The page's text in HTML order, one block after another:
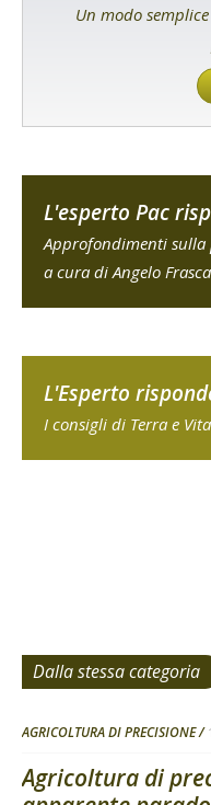
Un modo
L'esperto Pac
Approfondimenti
a cura di Angelo
L'Esperto
I consigli di Terra e
Dalla stessa categoria
AGRICOLTURA DI PRECISIONE
Agricoltura di